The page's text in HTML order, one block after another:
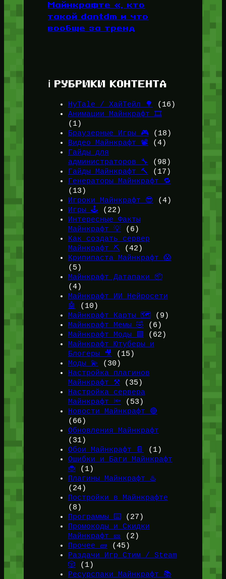
Майнкрафте «, кто
такой dantdm и что
вообще за тренд
ℹ️ РУБРИКИ КОНТЕНТА
HyTale / ХайТейл 🌳
(16)
Анимации Майнкрафт 🎞️
(1)
Браузерные Игры 🎮(18)
Видео Майнкрафт 📽️ (4)
Гайды для
администраторов 🔧
(98)
Гайды Майнкрафт 🔨
(17)
Генераторы Майнкрафт 🔁
(13)
Игроки Майнкрафт 😎 (4)
Игры 🕹️ (22)
Интересные Факты
Майнкрафт 💡(6)
Как создать сервер
Майнкрафт ⛏️ (42)
Крипипаста Майнкрафт 😱
(5)
Майнкрафт Датапаки 📦
(4)
Майнкрафт ИИ Нейросети
🤖
(10)
Майнкрафт Карты 🗺️ (9)
Майнкрафт Мемы 🤣 (6)
Майнкрафт Моды 🟩
(62)
Майнкрафт Ютуберы и
Блогеры 🎥
(15)
Моды 💫
(30)
Настройка плагинов
Майнкрафт ⚒️(35)
Настройка сервера
Майнкрафт 🔦 (53)
Новости Майнкрафт 🔴
(66)
Обновления Майнкрафт
(31)
Обои Майнкрафт 📔
(1)
Ошибки и Баги Майнкрафт
🐞(1)
Плагины Майнкрафт ♨️
(24)
Постройки в Майнкрафте
(8)
Программы ⌨️(27)
Промокоды и Скидки
Майнкрафт 🎫
(2)
Прочее 🧱 (45)
Раздачи Игр Стим / Steam
🎲 (1)
Ресурспаки Майнкрафт 📚